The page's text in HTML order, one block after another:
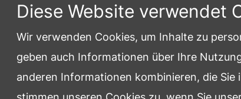
Diese Website verwendet
Wir verwenden Cookies, um Inhalte zu
geben auch Informationen über Ihre
anderen Informationen kombinieren, die